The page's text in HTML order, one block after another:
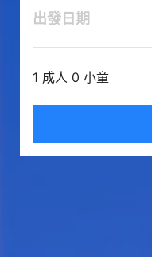
出發日期
1 成人 0 小童